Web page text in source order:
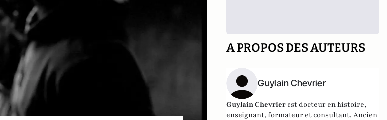
A PROPOS DES AUTEURS
Guylain Chevrier
Guylain Chevrier est docteur en histoire,
enseignant, formateur et consultant. Ancien